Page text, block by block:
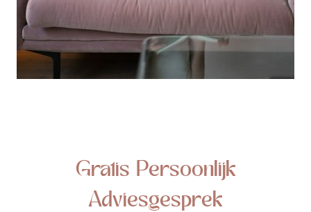
Gratis Persoonlijk
Adviesgesprek